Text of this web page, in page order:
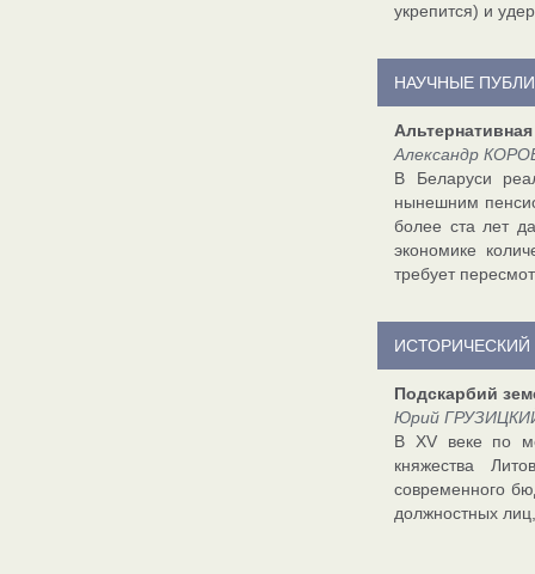
укрепится) и
НАУЧНЫЕ
Александр
В Беларуси
нынешним
более ста лет
экономике
требует
ИСТОРИЧЕСКИЙ
Подскарбий
Юрий
В XV веке по
княжества
современного
должностных